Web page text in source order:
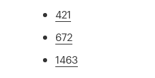
421
672
1463